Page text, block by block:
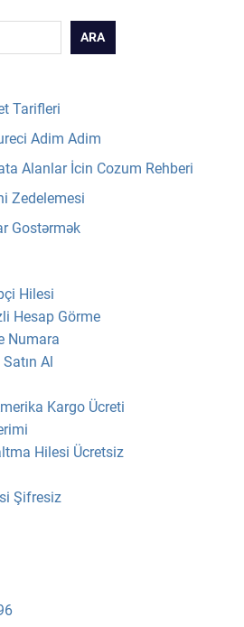
ARA
Tarifleri
Adim Adim
Alanlar İcin Cozum Rehberi
Zedelemesi
Gostərmək
Hilesi
Hesap Görme
Numara
Al
Kargo Ücreti
Hilesi Ücretsiz
Şifresiz